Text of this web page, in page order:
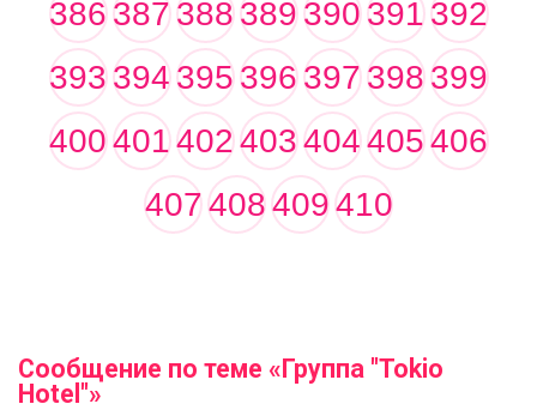
386387388389390391392
393394395396397398399
400401402403404405406
407408409410
Сообщение по теме «Группа "Tokio
Hotel"»